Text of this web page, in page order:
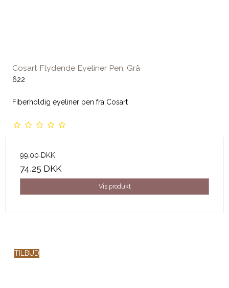
Cosart Flydende Eyeliner Pen, Grå
622
Fiberholdig eyeliner pen fra Cosart
99,00 DKK
74,25 DKK
Vis produkt
TILBUD